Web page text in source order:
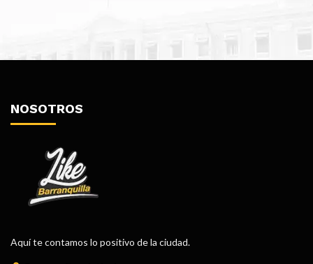
NOSOTROS
Aquí te contamos lo positivo de la ciudad.